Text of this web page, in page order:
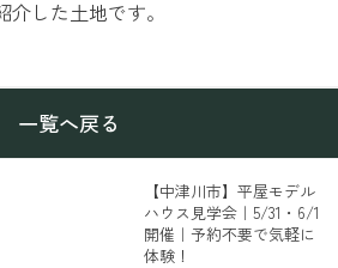
介した土地です。
一覧へ戻る
【中津川市】平屋モデル
ハウス見学会｜5/31・6/1
開催｜予約不要で気軽に
体験！